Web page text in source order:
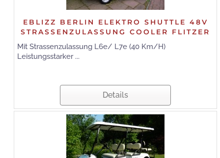
EBLIZZ BERLIN ELEKTRO SHUTTLE 48V
STRASSENZULASSUNG COOLER FLITZER
Mit Strassenzulassung L6e/ L7e (40 Km/H)
Leistungsstarker ...
Details